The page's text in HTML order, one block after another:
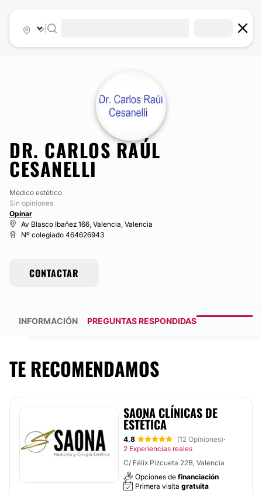
DR. CARLOS RAÚL
CESANELLI
Médico estético
Sin opiniones
Opinar
Av Blasco Ibañez 166, Valencia, Valencia
Nº colegiado 464626943
CONTACTAR
INFORMACIÓN PREGUNTAS RESPONDIDAS
TE RECOMENDAMOS
SAONA CLÍNICAS DE
ESTÉTICA
4.8 (12 Opiniones)·
2 Experiencias reales
C/ Félix Pizcueta 22B, Valencia
Opciones de financiación
Primera visita gratuita